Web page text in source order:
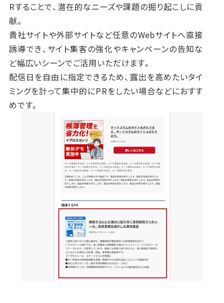
Rすることで、潜在的なニーズや課題の掘り起こしに貢
献。
貴社サイトや外部サイトなど任意のWebサイトへ直接
誘導でき、サイト集客の強化やキャンペーンの告知な
ど幅広いシーンでご活用いただけます。
配信日を自由に指定できるため、露出を高めたいタイ
ミングを計って集中的にPRをしたい場合などにおすす
めです。